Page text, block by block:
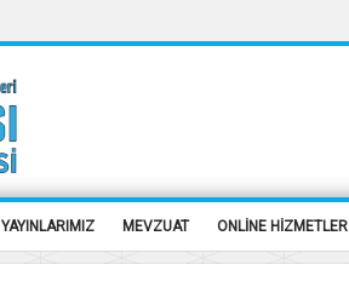
YAYINLARIMIZ MEVZUAT ONLİNE HİZMETLER